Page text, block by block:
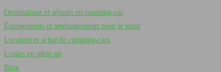
Destinations et séjours en camping-car
Équipements et aménagements pour le loisir
Location et achat de camping-cars
Loisirs en plein air
Blog